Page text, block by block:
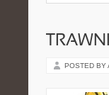
POSTED BY